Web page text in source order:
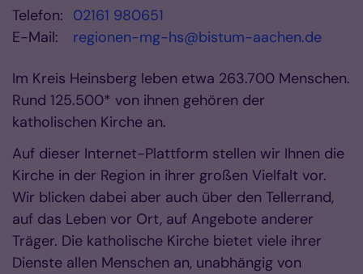
Telefon: 02161 980651
E-Mail:
regionen-mg-hs@bistum-aachen.de
Im Kreis Heinsberg leben etwa 263.700 Menschen.
Rund 125.500* von ihnen gehören der
katholischen Kirche an.
Auf dieser Internet-Plattform stellen wir Ihnen die
Kirche in der Region in ihrer großen Vielfalt vor.
Wir blicken dabei aber auch über den Tellerrand,
auf das Leben vor Ort, auf Angebote anderer
Träger. Die katholische Kirche bietet viele ihrer
Dienste allen Menschen an, unabhängig von